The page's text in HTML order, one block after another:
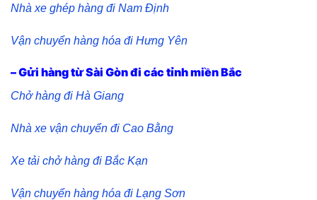
Nhà xe ghép hàng đi Nam Định
Vận chuyển hàng hóa đi Hưng Yên
– Gửi hàng từ Sài Gòn đi các tỉnh miền Bắc
Chở hàng đi Hà Giang
Nhà xe vận chuyển đi Cao Bằng
Xe tải chở hàng đi Bắc Kạn
Vận chuyển hàng hóa đi Lạng Sơn